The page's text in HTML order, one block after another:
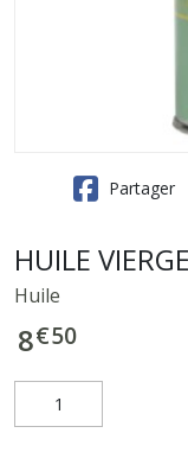
Partager
HUILE
Huile
8€50